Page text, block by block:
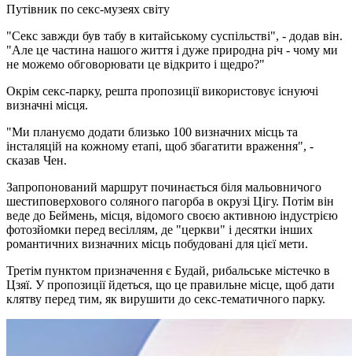
Путівник по секс-музеях світу
"Секс завжди був табу в китайському суспільстві", - додав він.
"Але це частина нашого життя і дуже природна річ - чому ми
не можемо обговорювати це відкрито і щедро?"
Окрім секс-парку, решта пропозиції використовує існуючі
визначні місця.
"Ми плануємо додати близько 100 визначних місць та
інсталяцій на кожному етапі, щоб збагатити враження", -
сказав Чен.
Запропонований маршрут починається біля мальовничого
шестиповерхового соляного пагорба в окрузі Цігу. Потім він
веде до Беймень, місця, відомого своєю активною індустрією
фотозйомки перед весіллям, де "церкви" і десятки інших
романтичних визначних місць побудовані для цієї мети.
Третім пунктом призначення є Будай, рибальське містечко в
Цзяї. У пропозиції йдеться, що це правильне місце, щоб дати
клятву перед тим, як вирушити до секс-тематичного парку.